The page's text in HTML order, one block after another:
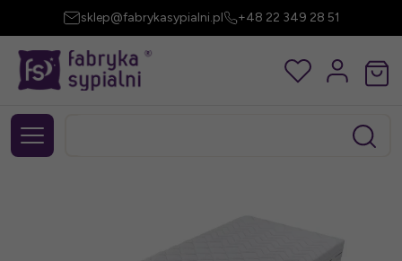
sklep@fabrykasypialni.pl +48 22 349 28 51